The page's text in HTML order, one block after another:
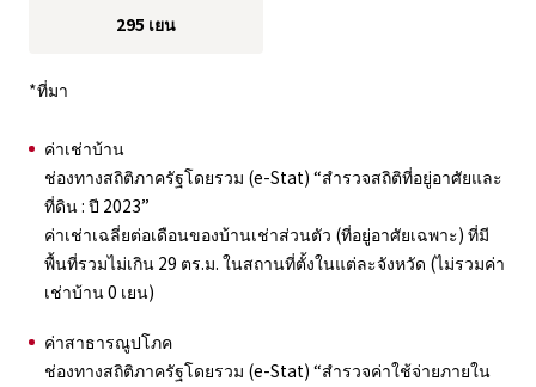
295 เยน
*ที่มา
ค่าเช่าบ้าน
ช่องทางสถิติภาครัฐโดยรวม (e-Stat) “สำรวจสถิติที่อยู่อาศัยและ
ที่ดิน : ปี 2023”
ค่าเช่าเฉลี่ยต่อเดือนของบ้านเช่าส่วนตัว (ที่อยู่อาศัยเฉพาะ) ที่มี
พื้นที่รวมไม่เกิน 29 ตร.ม. ในสถานที่ตั้งในแต่ละจังหวัด (ไม่รวมค่า
เช่าบ้าน 0 เยน)
ค่าสาธารณูปโภค
ช่องทางสถิติภาครัฐโดยรวม (e-Stat) “สำรวจค่าใช้จ่ายภายใน